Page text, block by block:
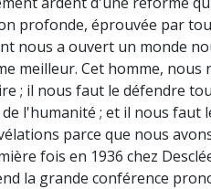
profonde, éprouvée par
nous a ouvert un monde
meilleur. Cet homme, nous
; il nous faut le défendre
l'humanité ; et il nous faut
parce que nous
fois en 1936 chez
la grande conférence